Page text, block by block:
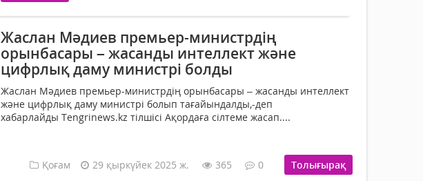
Жаслан Мәдиев премьер-министрдің
орынбасары – жасанды интеллект және
цифрлық даму министрі болды
Жаслан Мәдиев премьер-министрдің орынбасары – жасанды интеллект
және цифрлық даму министрі болып тағайындалды,-деп
хабарлайды Tengrinews.kz тілшісі Ақордаға сілтеме жасап....
Қоғам 29 қыркүйек 2025 ж. 365 0 Толығырақ